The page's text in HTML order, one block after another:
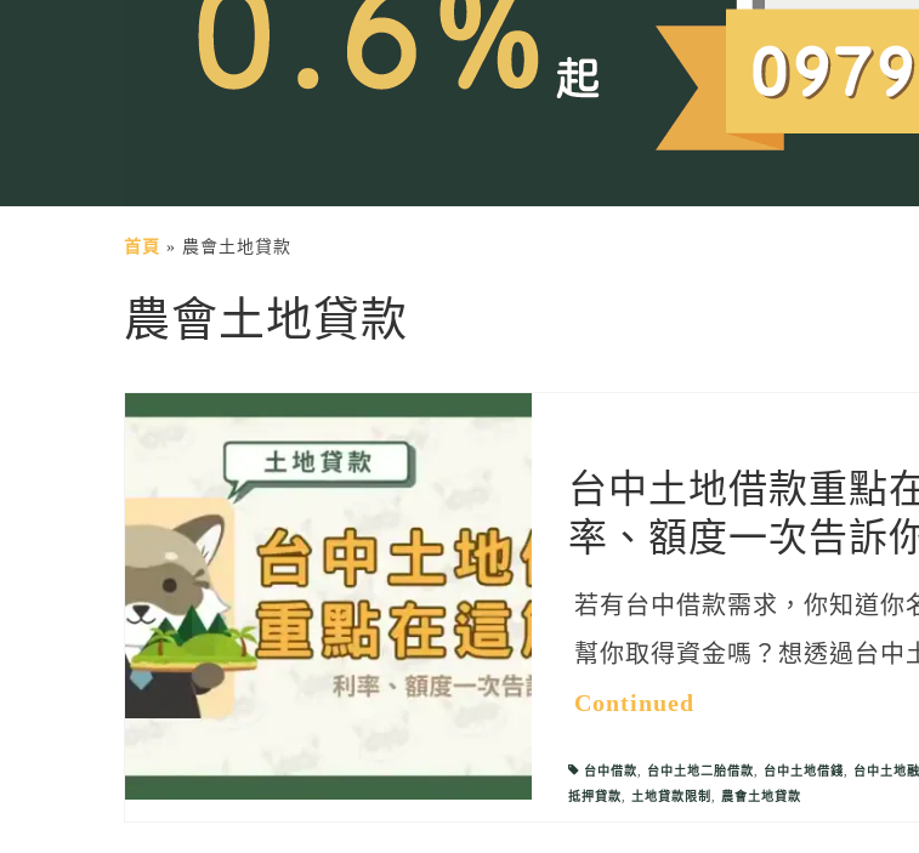
首頁 » 農會土地貸款
農會土地貸款
台中土地借款重點
率、額度一次告訴
若有台中借款需求，你知道你
幫你取得資金嗎？想透過台
Continued
台中借款, 台中土地二胎借款, 台中土地借錢, 台中土地
抵押貸款, 土地貸款限制 , 農會土地貸款